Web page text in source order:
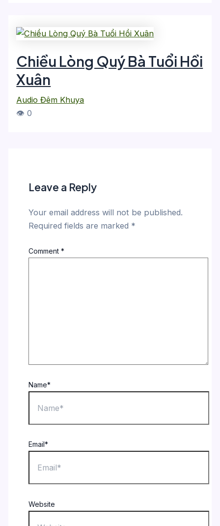
Chiều Lòng Quý Bà Tuổi Hồi
Xuân
Audio Đêm Khuya
👁 0
Leave a Reply
Your email address will not be published.
Required fields are marked *
Comment *
Name*
Email*
Website